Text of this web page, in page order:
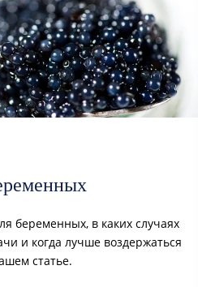
беременных, в каких случаях
и когда лучше воздержаться
статье.